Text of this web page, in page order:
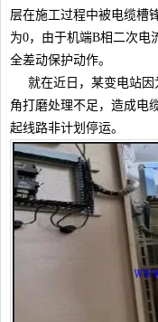
层在施工过程中被电缆槽
为0，由于机端B相二次电
全差动保护动作。
就在近日，某变电站因
角打磨处理不足，造成电
起线路非计划停运。